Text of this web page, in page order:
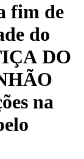
fim de
do
DO
na